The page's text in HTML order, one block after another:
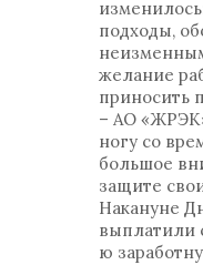
подходы,
желание
приносить
– АО
ногу со
большое
защите
Накануне
выплатили
ю